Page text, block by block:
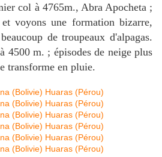
col à 4765m., Abra Apocheta ;
et voyons une formation bizarre,
de troupeaux d'alpagas.
4500 m. ; épisodes de neige plus
transforme en pluie.